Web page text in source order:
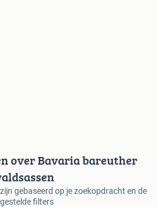
over Bavaria bareuther
gebaseerd op je zoekopdracht en de
filters